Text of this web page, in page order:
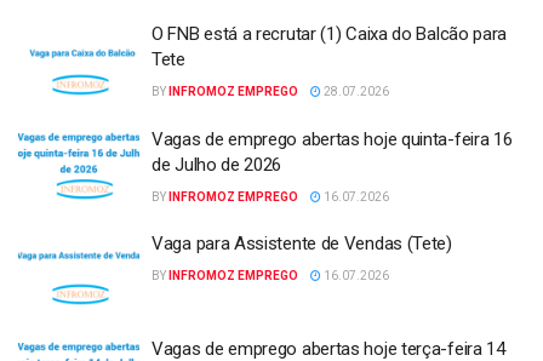
O FNB está a recrutar (1) Caixa do Balcão para
Tete
BY INFROMOZ EMPREGO 28.07.2026
Vagas de emprego abertas hoje quinta-feira 16
de Julho de 2026
BY INFROMOZ EMPREGO 16.07.2026
Vaga para Assistente de Vendas (Tete)
BY INFROMOZ EMPREGO 16.07.2026
Vagas de emprego abertas hoje terça-feira 14